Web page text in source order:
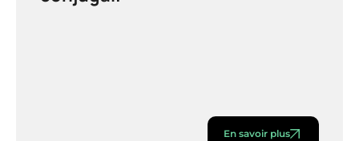
En savoir plus